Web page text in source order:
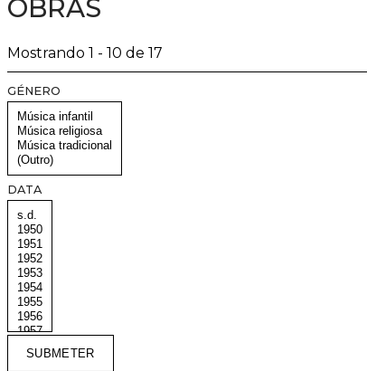
OBRAS
Mostrando 1 - 10 de 17
GÉNERO
DATA